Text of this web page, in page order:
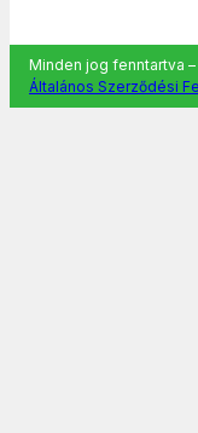
Minden jog fenntartva
Általános Szerződési